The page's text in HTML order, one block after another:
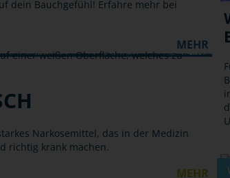
dein Bauchgefühl! Erfahre mehr bei
MEHR
Narkosemittel, das in der Medizin
richtig krank machen.
MEHR